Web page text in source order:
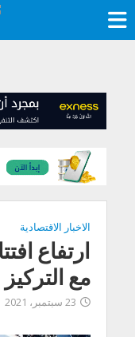
الاخبار الاقتصادية
ارتفاع
مع
23 سبتمبر، 2021